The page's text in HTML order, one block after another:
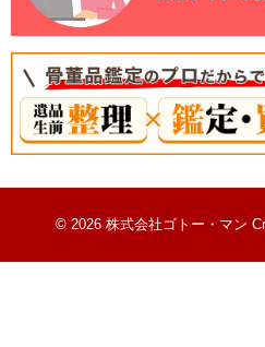
© 2026 株式会社ゴトー・マン